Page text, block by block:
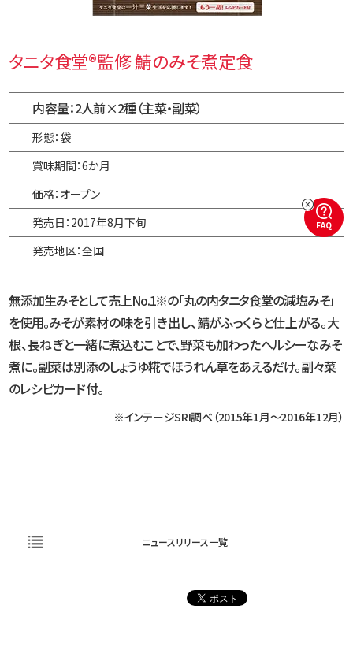
タニタ食堂®監修 鯖のみそ煮定食
内容量：2人前×2種（主菜・副菜）
形態：袋
賞味期間：6か月
価格：オープン
発売日：2017年8月下旬
発売地区：全国
無添加生みそとして売上No.1※の「丸の内タニタ食堂の減塩みそ」
を使用。みそが素材の味を引き出し、鯖がふっくらと仕上がる。大
根、長ねぎと一緒に煮込むことで、野菜も加わったヘルシーなみそ
煮に。副菜は別添のしょうゆ糀でほうれん草をあえるだけ。副々菜
のレシピカード付。
※インテージSRI調べ（2015年1月〜2016年12月）
ニュースリリース一覧
FAQ